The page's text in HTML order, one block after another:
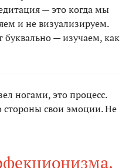
— это когда мы
и не визуализируем.
буквально — изучаем, как
ногами, это процесс.
стороны свои эмоции. Не